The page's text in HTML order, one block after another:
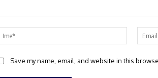
Save my name, email, and website in this